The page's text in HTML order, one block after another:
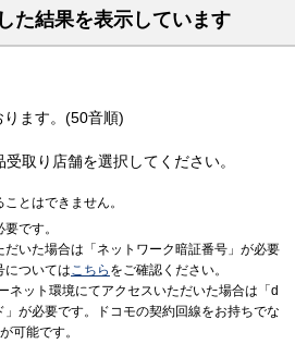
た結果を表示しています
ます。(50音順)
取り店舗を選択してください。
とはできません。
です。
だいた場合は「ネットワーク暗証番号」が必要
についてはこちら をご確認ください。
ネット環境にてアクセスいただいた場合は「d
が必要です。ドコモの契約回線をお持ちでな
可能です。